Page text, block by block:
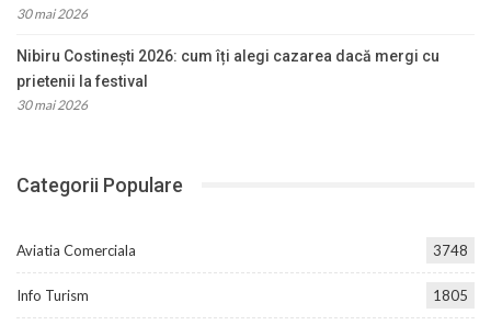
30 mai 2026
Nibiru Costinești 2026: cum îți alegi cazarea dacă mergi cu
prietenii la festival
30 mai 2026
Categorii Populare
Aviatia Comerciala 3748
Info Turism 1805